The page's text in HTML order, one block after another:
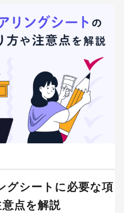
ング
採用サイト
グシートに必要な項
点を解説